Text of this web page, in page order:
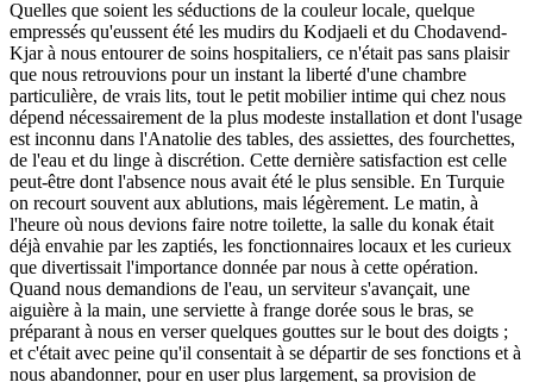
Quelles que soient les séductions de la couleur locale, quelque
empressés qu'eussent été les mudirs du Kodjaeli et du Chodavend-
Kjar à nous entourer de soins hospitaliers, ce n'était pas sans plaisir
que nous retrouvions pour un instant la liberté d'une chambre
particulière, de vrais lits, tout le petit mobilier intime qui chez nous
dépend nécessairement de la plus modeste installation et dont l'usage
est inconnu dans l'Anatolie des tables, des assiettes, des fourchettes,
de l'eau et du linge à discrétion. Cette dernière satisfaction est celle
peut-être dont l'absence nous avait été le plus sensible. En Turquie
on recourt souvent aux ablutions, mais légèrement. Le matin, à
l'heure où nous devions faire notre toilette, la salle du konak était
déjà envahie par les zaptiés, les fonctionnaires locaux et les curieux
que divertissait l'importance donnée par nous à cette opération.
Quand nous demandions de l'eau, un serviteur s'avançait, une
aiguière à la main, une serviette à frange dorée sous le bras, se
préparant à nous en verser quelques gouttes sur le bout des doigts ;
et c'était avec peine qu'il consentait à se départir de ses fonctions et à
nous abandonner, pour en user plus largement, sa provision de